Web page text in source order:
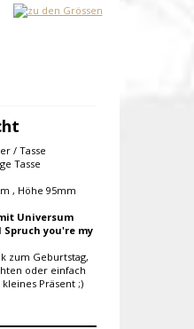
/ Tasse
Tasse
, Höhe 95mm
Universum
you're my
zum Geburtstag,
oder einfach
Präsent ;)